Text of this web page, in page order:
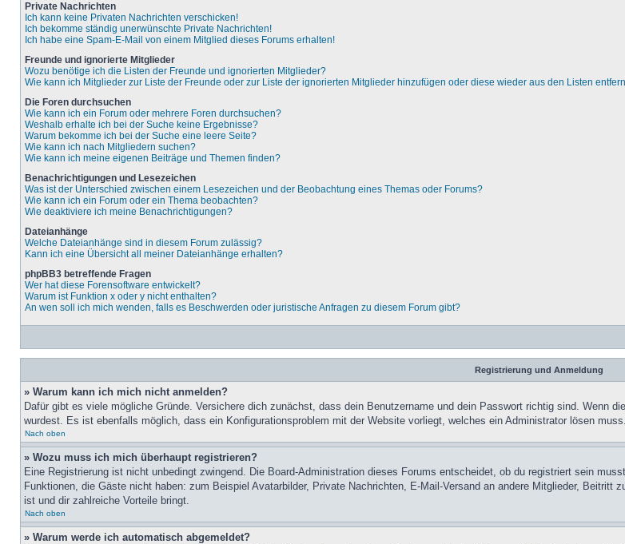
Private Nachrichten
Ich kann keine Privaten Nachrichten verschicken!
Ich bekomme ständig unerwünschte Private Nachrichten!
Ich habe eine Spam-E-Mail von einem Mitglied dieses Forums erhalten!
Freunde und ignorierte Mitglieder
Wozu benötige ich die Listen der Freunde und ignorierten Mitglieder?
Wie kann ich Mitglieder zur Liste der Freunde oder zur Liste der ignorierten Mitglieder hinzufügen oder diese wieder aus den Listen
Die Foren durchsuchen
Wie kann ich ein Forum oder mehrere Foren durchsuchen?
Weshalb erhalte ich bei der Suche keine Ergebnisse?
Warum bekomme ich bei der Suche eine leere Seite?
Wie kann ich nach Mitgliedern suchen?
Wie kann ich meine eigenen Beiträge und Themen finden?
Benachrichtigungen und Lesezeichen
Was ist der Unterschied zwischen einem Lesezeichen und der Beobachtung eines Themas oder Forums?
Wie kann ich ein Forum oder ein Thema beobachten?
Wie deaktiviere ich meine Benachrichtigungen?
Dateianhänge
Welche Dateianhänge sind in diesem Forum zulässig?
Kann ich eine Übersicht all meiner Dateianhänge erhalten?
phpBB3 betreffende Fragen
Wer hat diese Forensoftware entwickelt?
Warum ist Funktion x oder y nicht enthalten?
An wen soll ich mich wenden, falls es Beschwerden oder juristische Anfragen zu diesem Forum gibt?
Registrierung und Anmeldung
» Warum kann ich mich nicht anmelden?
Dafür gibt es viele mögliche Gründe. Versichere dich zunächst, dass dein Benutzername und dein Passwort richtig sind. Wenn
wurdest. Es ist ebenfalls möglich, dass ein Konfigurationsproblem mit der Website vorliegt, welches ein Administrator lösen muss.
Nach oben
» Wozu muss ich mich überhaupt registrieren?
Eine Registrierung ist nicht unbedingt zwingend. Die Board-Administration dieses Forums entscheidet, ob du registriert sein
Funktionen, die Gäste nicht haben: zum Beispiel Avatarbilder, Private Nachrichten, E-Mail-Versand an andere Mitglieder, Beitritt
ist und dir zahlreiche Vorteile bringt.
Nach oben
» Warum werde ich automatisch abgemeldet?